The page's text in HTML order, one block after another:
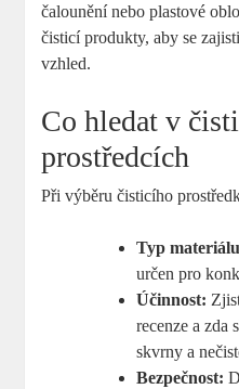
čalounění nebo plastové
čisticí produkty, aby se
vzhled.
Co hledat v
prostředcích
Při výběru čisticího
Typ
určen pro
Účinnost:
recenze a zda
skvrny a
Bezpečnost: